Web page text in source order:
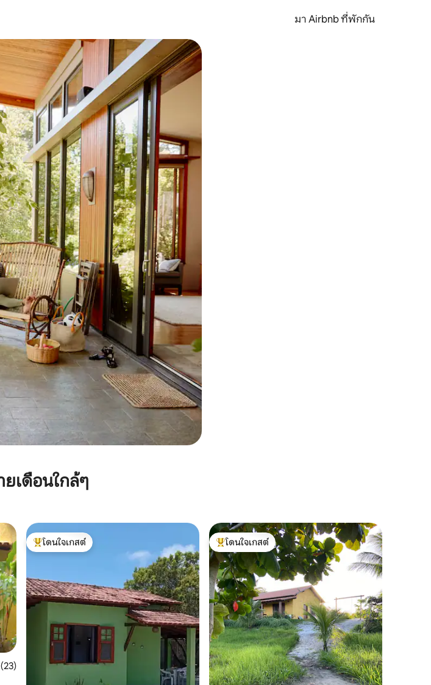
มา Airbnb ที่พักกัน
เดือนใกล้ๆ
ฉลี่ย 4.91 จาก 5, 23 รีวิว
โดนใจเกสต์ที่สุด
โดนใจเกสต์
โดนใจเกสต์ที่สุด
โดนใจเกสต์